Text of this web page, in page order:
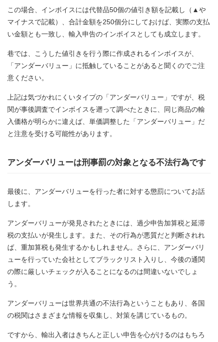
この場合、インボイスには代替品50個の値引き額を記載し（▲や
マイナスで記載）、合計金額を250個分にしておけば、実際の支払
い金額とも一致し、輸入申告のインボイスとしても成立します。
巷では、こうした値引きを行う際に作成されるインボイスが、
「アンダーバリュー」に抵触していることがあると聞くのでご注
意ください。
上記は気づかれにくいタイプの「アンダーバリュー」ですが、税
関が事後調査でインボイスを遡って調べたときに、同じ商品の輸
入価格が明らかに違えば、単価調整した「アンダーバリュー」だ
と注意を受ける可能性があります。
アンダーバリューは刑事罰の対象となる不法行為です
最後に、アンダーバリューを行った者に対する懲罰についてお話
します。
アンダーバリューが発見されたときには、過少申告加算税と延滞
税の支払いが発生します。また、その行為が悪質だと判断されれ
ば、重加算税も発生するかもしれません。さらに、アンダーバリ
ューを行っていた会社としてブラックリスト入りし、今後の通関
の際に厳しいチェックが入ることになるのは間違いないでしょ
う。
アンダーバリューは世界共通の不法行為ということもあり、各国
の税関はさまざまな情報を収集し、対策を講じているもの。
ですから、輸出入者はきちんと正しい申告を心がけるのはもちろ